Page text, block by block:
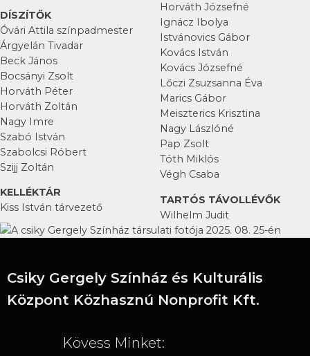
DÍSZÍTŐK
Óvári Attila színpadmester
Árgyelán Tivadar
Beck János
Bocsányi Zsolt
Horváth Péter
Horváth Zoltán
Nagy Imre
Szabó István
Szabolcsi Róbert
Szijj Zoltán
KELLÉKTÁR
Kiss István tárvezető
Horváth Józsefné
Ignácz Ibolya
Istvánovics Gábor
Kovács István
Kovács Józsefné
Lőczi Zsuzsanna Éva
Marics Gábor
Meiszterics Krisztina
Nagy Lászlóné
Pap Zsolt
Tóth Miklós
Végh Csaba
TARTÓS TÁVOLLÉVŐK
Wilhelm Judit
Csiky Gergely Színház és Kulturális
Központ Közhasznú Nonprofit Kft.
Kövess Minket: